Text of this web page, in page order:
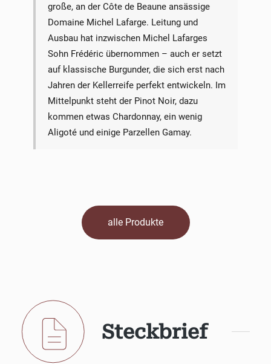
große, an der Côte de Beaune ansässige
Domaine Michel Lafarge. Leitung und
Ausbau hat inzwischen Michel Lafarges
Sohn Frédéric übernommen – auch er setzt
auf klassische Burgunder, die sich erst nach
Jahren der Kellerreife perfekt entwickeln. Im
Mittelpunkt steht der Pinot Noir, dazu
kommen etwas Chardonnay, ein wenig
Aligoté und einige Parzellen Gamay.
alle Produkte
Steckbrief